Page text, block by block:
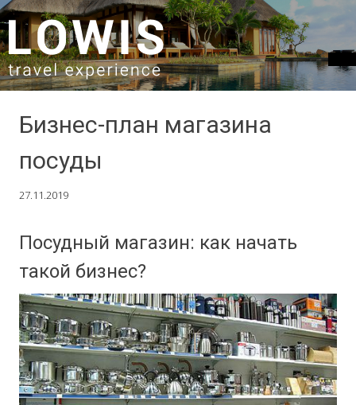
SKIP TO CONTENT
Бизнес-план магазина
посуды
27.11.2019
Посудный магазин: как начать
такой бизнес?